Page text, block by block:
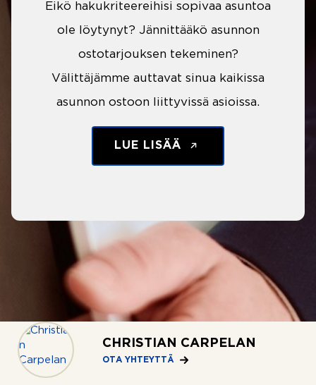
CHRISTIAN CARPELAN
OTA YHTEYTTÄ
Eikö hakukriteereihisi sopivaa asuntoa
ole löytynyt? Jännittääkö asunnon
ostotarjouksen tekeminen?
Välittäjämme auttavat sinua kaikissa
asunnon ostoon liittyvissä asioissa.
LUE LISÄÄ